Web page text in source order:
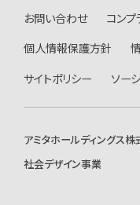
お問い合わせ
コンプ
個人情報保護方針
サイトポリシー
ソー
アミタホールディングス
社会デザイン事業